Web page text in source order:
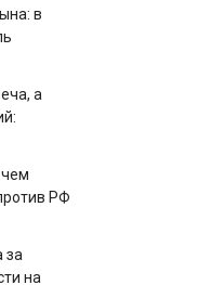
в
а
чем
РФ
за
на